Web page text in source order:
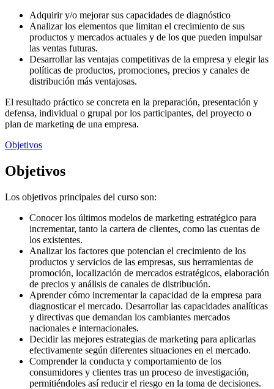
Adquirir y/o mejorar sus capacidades de diagnóstico
Analizar los elementos que limitan el crecimiento de sus
productos y mercados actuales y de los que pueden impulsar
las ventas futuras.
Desarrollar las ventajas competitivas de la empresa y elegir las
políticas de productos, promociones, precios y canales de
distribución más ventajosas.
El resultado práctico se concreta en la preparación, presentación y
defensa, individual o grupal por los participantes, del proyecto o
plan de marketing de una empresa.
Objetivos
Objetivos
Los objetivos principales del curso son:
Conocer los últimos modelos de marketing estratégico para
incrementar, tanto la cartera de clientes, como las cuentas de
los existentes.
Analizar los factores que potencian el crecimiento de los
productos y servicios de las empresas, sus herramientas de
promoción, localización de mercados estratégicos, elaboración
de precios y análisis de canales de distribución.
Aprender cómo incrementar la capacidad de la empresa para
diagnosticar el mercado. Desarrollar las capacidades analíticas
y directivas que demandan los cambiantes mercados
nacionales e internacionales.
Decidir las mejores estrategias de marketing para aplicarlas
efectivamente según diferentes situaciones en el mercado.
Comprender la conducta y comportamiento de los
consumidores y clientes tras un proceso de investigación,
permitiéndoles así reducir el riesgo en la toma de decisiones.